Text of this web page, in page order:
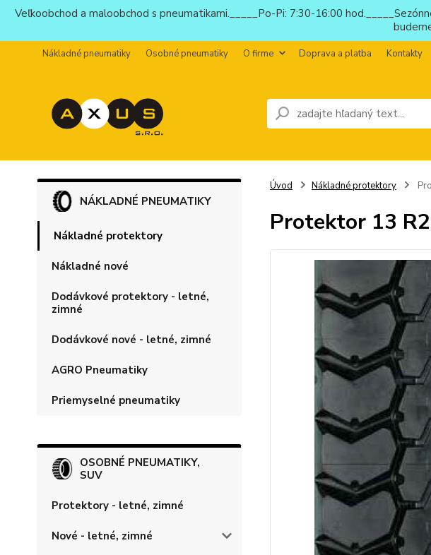
Veľkoobchod a maloobchod s pneumatikami._____Po-Pi: 7:30-16:00
Nákladné pneumatiky Osobné pneumatiky O firme Doprava a platba Kontakty
NÁKLADNÉ PNEUMATIKY
Nákladné protektory
Nákladné nové
Dodávkové protektory - letné,
zimné
Dodávkové nové - letné, zimné
AGRO Pneumatiky
Priemyselné pneumatiky
OSOBNÉ PNEUMATIKY,
SUV
Protektory - letné, zimné
Nové - letné, zimné
Úvod Nákladné protektory
Protektor 13